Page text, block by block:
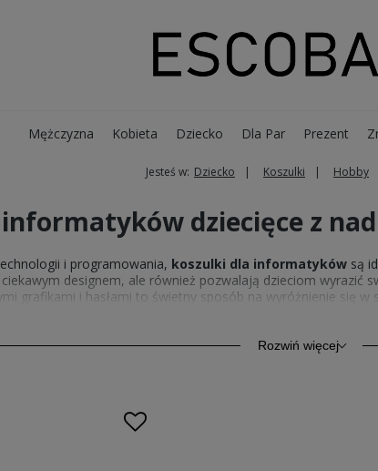
Mężczyzna Kobieta Dziecko Dla Par Prezent
Jesteś w: Dziecko Koszulki Hobby
dziecięce z
i programowania, koszulki dla informatyków są
designem, ale również pozwalają dzieciom wyrazić
grafikami i hasłami to świetny sposób na wyróżnienie się
Rozwiń więcej